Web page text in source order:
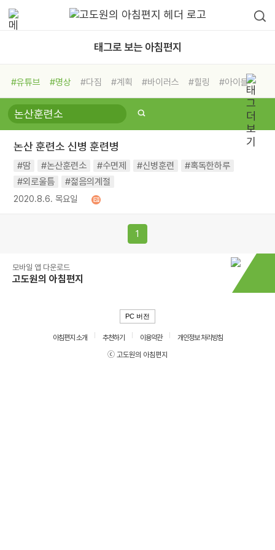
태그로 보는 아침편지
#유튜브 #명상 #다짐 #계획 #바이러스 #힐링
#아이들
#비전캠프
#독서캠프 #삶
#희망
#나눔 #친구 #링컨학교
#독서
#건강 #면역력
논산 훈련소 신병 훈련병
#땀 #논산훈련소 #수면제 #신병훈련
#혹독한하루
#외로울틈
#젊음의계절
2020.8.6. 목요일
1
모바일 앱 다운로드
고도원의 아침편지
PC 버전
아침편지 소개 추천하기 이용약관
개인정보 처리방침
ⓒ 고도원의 아침편지